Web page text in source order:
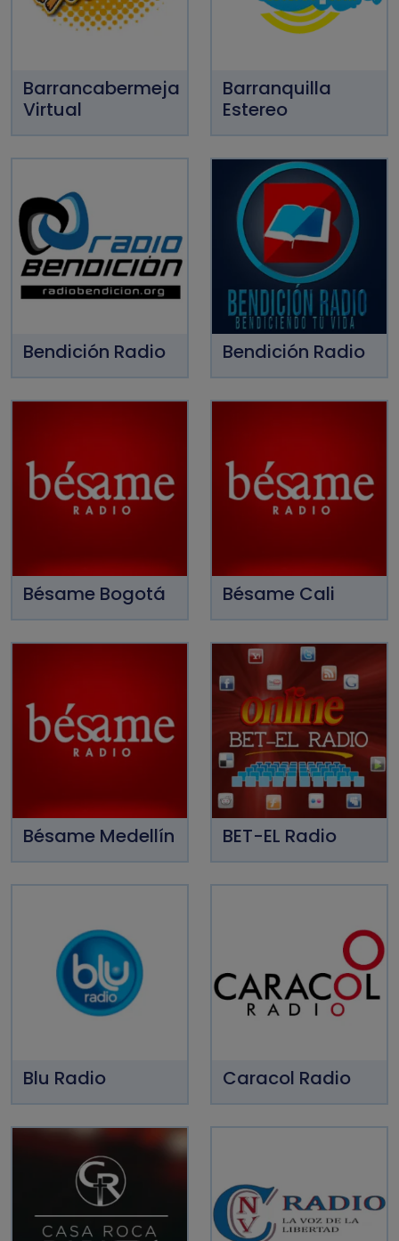
Barrancabermeja
Virtual
Barranquilla
Estereo
Bendición Radio Bendición Radio
Bésame Bogotá Bésame Cali
Bésame Medellín BET-EL Radio
Blu Radio Caracol Radio